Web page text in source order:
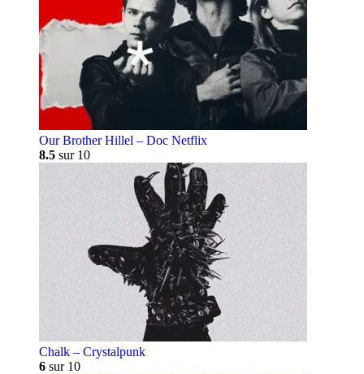
Our Brother Hillel – Doc Netflix
8.5 sur 10
Chalk – Crystalpunk
6 sur 10